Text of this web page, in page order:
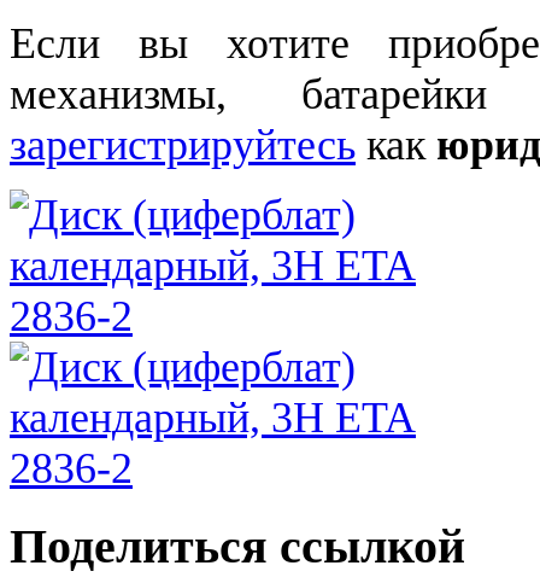
Если вы хотите
механизмы,
зарегистрируйтесь как
Поделиться ссылкой